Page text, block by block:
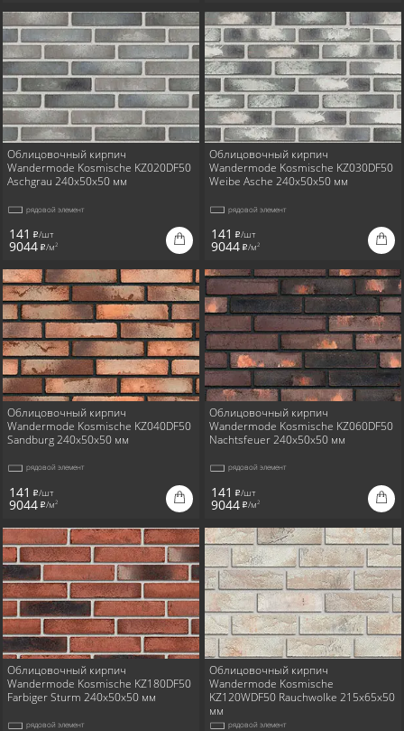
Облицовочный кирпич
Wandermode Kosmische KZ020DF50
Aschgrau 240x50x50 мм
рядовой элемент
141 i/шт
9044 i/м2
Облицовочный кирпич
Wandermode Kosmische KZ030DF50
Weibe Asche 240x50x50 мм
рядовой элемент
141 i/шт
9044 i/м2
Облицовочный кирпич
Wandermode Kosmische KZ040DF50
Sandburg 240x50x50 мм
рядовой элемент
141 i/шт
9044 i/м2
Облицовочный кирпич
Wandermode Kosmische KZ060DF50
Nachtsfeuer 240x50x50 мм
рядовой элемент
141 i/шт
9044 i/м2
Облицовочный кирпич
Wandermode Kosmische KZ180DF50
Farbiger Sturm 240x50x50 мм
рядовой элемент
Облицовочный кирпич
Wandermode Kosmische
KZ120WDF50 Rauchwolke 215x65x50
мм
рядовой элемент